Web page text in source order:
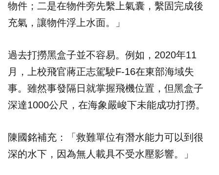
物件；二是在物件旁先繫上氣囊，繫固完成後
充氣，讓物件浮上水面。」
過去打撈黑盒子並不容易。例如，2020年11
月，上校飛官蔣正志駕駛F-16在東部海域失
事。雖然事發隔日就掌握飛機位置，但黑盒子
深達1000公尺，在海象嚴峻下未能成功打撈。
陳國銘補充：「救難單位有潛水能力可以到很
深的水下，因為無人載具不受水壓影響。」